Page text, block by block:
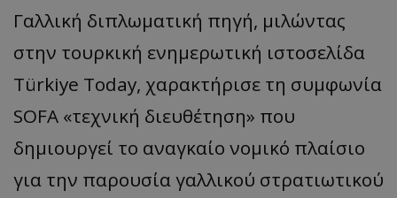
Γαλλική διπλωματική πηγή, μιλώντας
στην τουρκική ενημερωτική ιστοσελίδα
Türkiye Today, χαρακτήρισε τη συμφωνία
SOFA «τεχνική διευθέτηση» που
δημιουργεί το αναγκαίο νομικό πλαίσιο
για την παρουσία γαλλικού στρατιωτικού